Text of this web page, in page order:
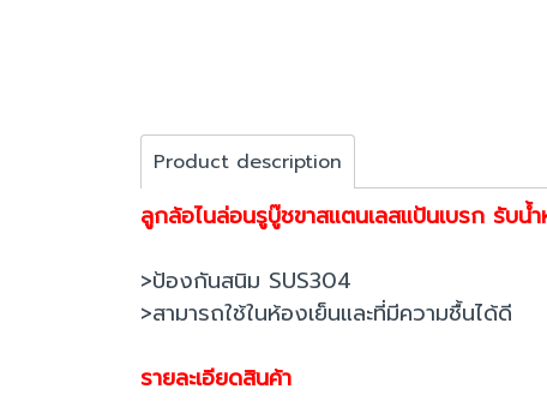
Product description
ลูกล้อไนล่อนรูบู๊ชขาสแตนเลสแป้นเบรก รั
>ป้องกันสนิม SUS304
>สามารถใช้ในห้องเย็นและที่มีความชื้นได้ดี
รายละเอียดสินค้า